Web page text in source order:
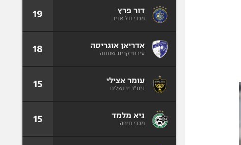
דור פרץ
מכבי תל אביב 19
אדריאן אוגריסה
עירוני קרית שמונה 18
עומר אצילי
בית"ר ירושלים 15
גיא מלמד
מכבי חיפה 15